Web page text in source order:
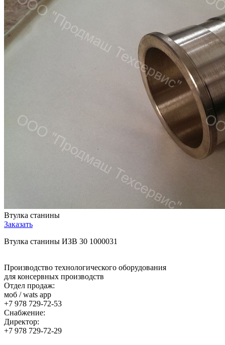
Втулка станины
Заказать
Втулка станины ИЗВ 30 1000031
Производство технологического оборудования
для консервных производств
Отдел продаж:
моб / wats app
+7 978 729-72-53
Снабжение:
Директор:
+7 978 729-72-29